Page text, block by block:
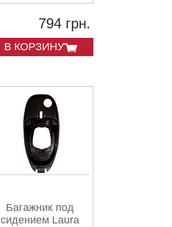
794 грн.
В КОРЗИНУ
Багажник под
сидением Laura